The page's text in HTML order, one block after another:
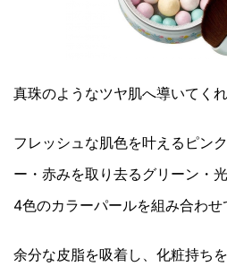
真珠のようなツヤ肌へ導いてく
フレッシュな肌色を叶えるピン
ー・赤みを取り去るグリーン・
4色のカラーパールを組み合わせ
余分な皮脂を吸着し、化粧持ち